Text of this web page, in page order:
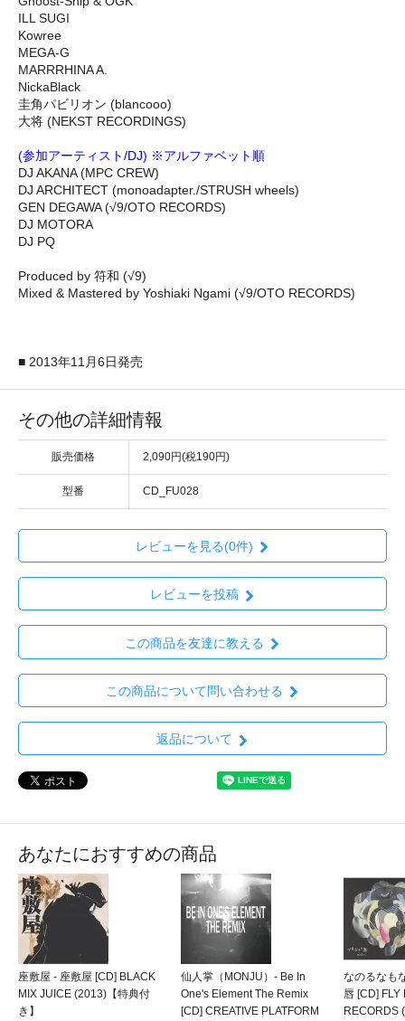
ILL SUGI
Kowree
MEGA-G
MARRRHINA A.
NickaBlack
圭角パビリオン (blancooo)
大将 (NEKST RECORDINGS)
(参加アーティスト/DJ) ※アルファベット順
DJ AKANA (MPC CREW)
DJ ARCHITECT (monoadapter./STRUSH wheels)
GEN DEGAWA (√9/OTO RECORDS)
DJ MOTORA
DJ PQ
Produced by 符和 (√9)
Mixed & Mastered by Yoshiaki Ngami (√9/OTO RECORDS)
■ 2013年11月6日発売
その他の詳細情報
販売価格 2,090円(税190円)
型番 CD_FU028
レビューを見る(0件)
レビューを投稿
この商品を友達に教える
この商品について問い合わせる
返品について
あなたにおすすめの商品
座敷屋 - 座敷屋 [CD] BLACK
MIX JUICE (2013)【特典付
き】
仙人掌（MONJU）- Be In
One's Element The Remix
[CD] CREATIVE PLATFORM
なのるなも
唇 [CD] FLY
RECORDS